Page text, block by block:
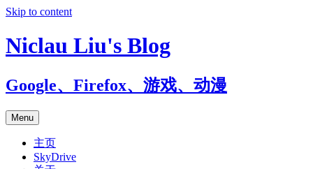
Skip to content
Niclau Liu's Blog
Google、Firefox、游戏、动漫
Menu
主页
SkyDrive